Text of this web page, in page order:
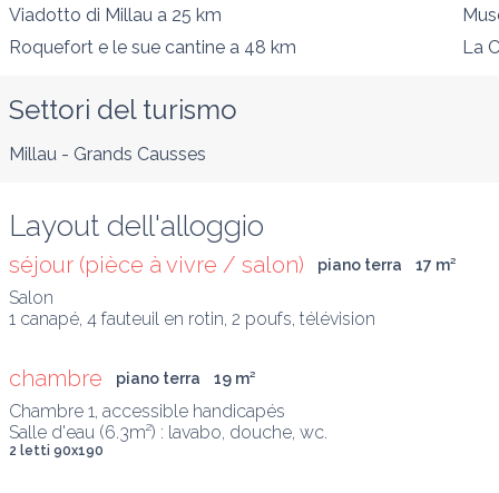
Viadotto di Millau a 25 km
Roquefort e le sue cantine a 48 km La
Settori del turismo
Millau - Grands Causses
Layout dell'alloggio
séjour (pièce à vivre / salon) piano terra 17 m²
Salon
1 canapé, 4 fauteuil en rotin, 2 poufs, télévision
chambre piano terra 19 m²
Chambre 1, accessible handicapés
Salle d'eau (6.3m²) : lavabo, douche, wc.
2 letti 90x190